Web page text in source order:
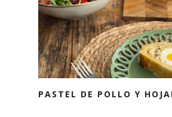
PASTEL DE POLLO Y